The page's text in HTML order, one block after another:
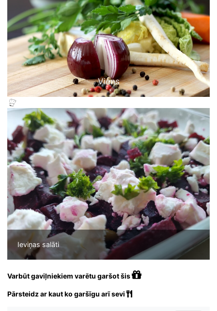
Viens
Ieviņas salāti
Varbūt gaviļniekiem varētu garšot šis
Pārsteidz ar kaut ko garšīgu arī sevi